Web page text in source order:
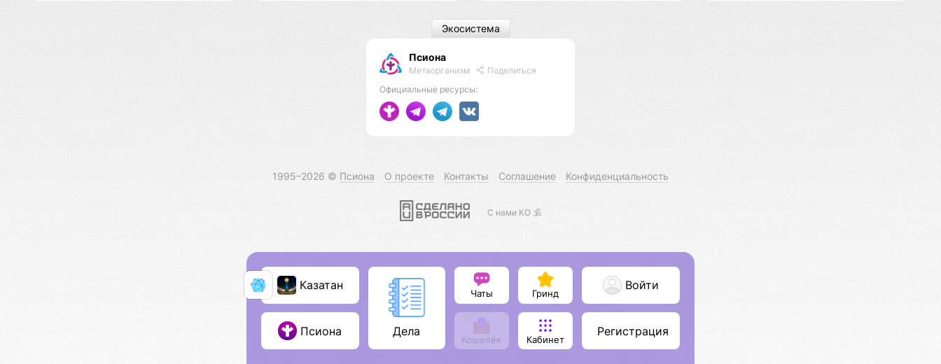
Псиона
Метаорганизм
Поделиться
Официальные ресурсы:
Экосистема
1995–2026 © Псиона О проекте Контакты Соглашение Конфиденциальность
С нами КО 🕉️
Казатан
Псиона Дела
Чаты Гринд
Кошелёк Кабинет
Войти
Регистрация